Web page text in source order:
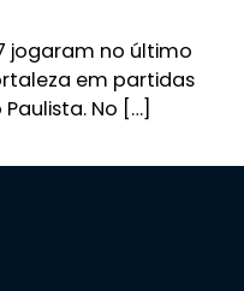
jogaram no último
em partidas
No […]